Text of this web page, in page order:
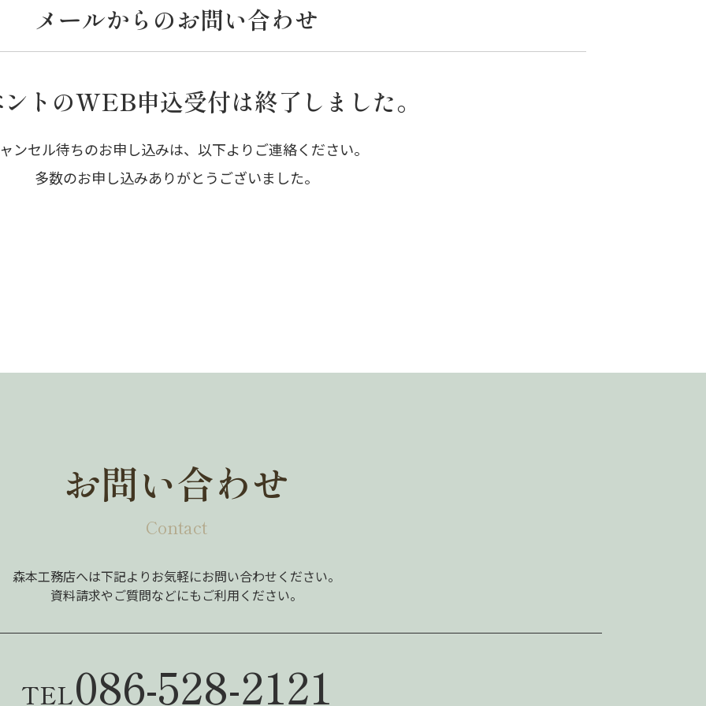
メールからのお問い合わせ
トのWEB申込受付は終了しました。
ンセル待ちのお申し込みは、以下よりご連絡ください。
多数のお申し込みありがとうございました。
お問い合わせ
Contact
森本工務店へは下記よりお気軽にお問い合わせください。
資料請求やご質問などにもご利用ください。
TEL086-528-2121